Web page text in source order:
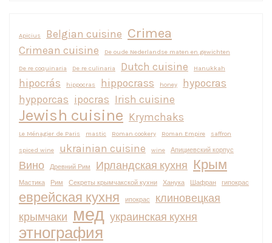
Apicius Belgian cuisine Crimea
Crimean cuisine De oude Nederlandse maten en gewichten
De re coquinaria De re culinaria Dutch cuisine Hanukkah
hipocrás hippocras hippocrass honey
hypocras
hypporcas ipocras Irish cuisine
Jewish cuisine Krymchaks
Le Ménagier de Paris mastic Roman cookery Roman Empire saffron
spiced wine ukrainian cuisine wine Апициевский корпус
Вино Древний Рим Ирландская кухня Крым
Мастика Рим Секреты крымчакской кухни Ханука Шафран гипокрас
еврейская кухня ипокрас
клиновецкая
крымчаки мед украинская кухня
этнография